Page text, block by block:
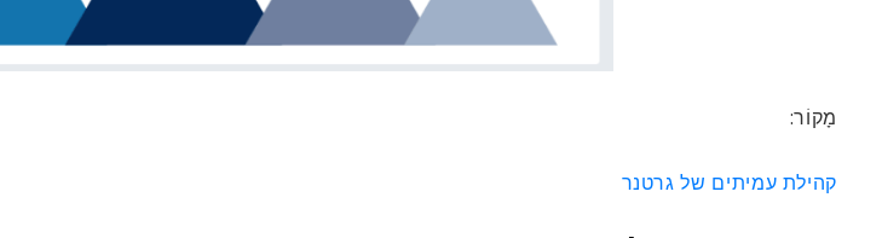
מָקוֹר:
קהילת עמיתים של גרטנר